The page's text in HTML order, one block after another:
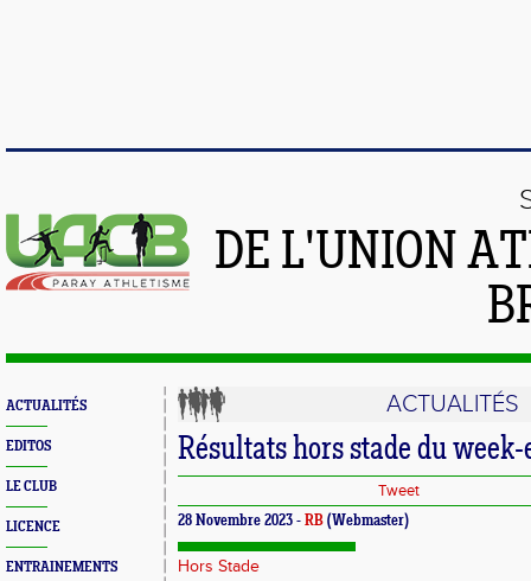
DE L'UNION
ACTUALITÉS
EDITOS
LE CLUB
LICENCE
ENTRAINEMENTS
ACTUALITÉS
Résultats hors stade du
Tweet
28 Novembre 2023 - RB (Webmaster)
Hors Stade